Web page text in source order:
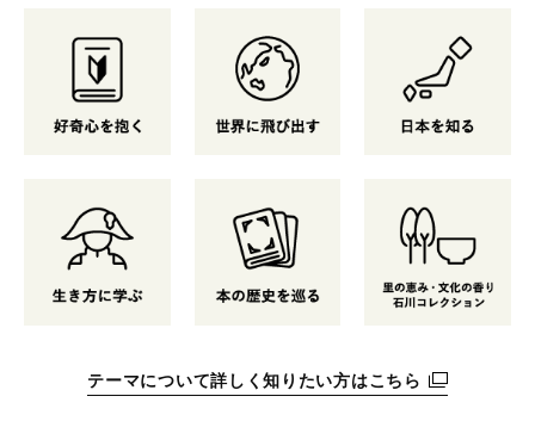
テーマについて詳しく知りたい方はこちら